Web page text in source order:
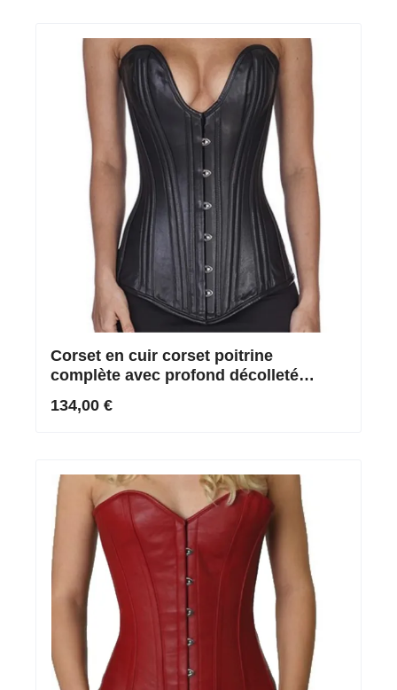
Corset en cuir corset poitrine
complète avec profond décolleté
134,00 €